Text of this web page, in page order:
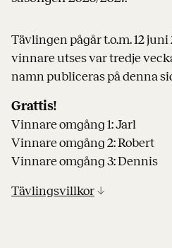
Tävlingen pågår t.o.m. 12 juni
vinnare utses var tredje
namn publiceras på denna
Grattis!
Vinnare omgång 1: Jarl
Vinnare omgång 2: Robert
Vinnare omgång 3: Dennis
Tävlingsvillkor ↓